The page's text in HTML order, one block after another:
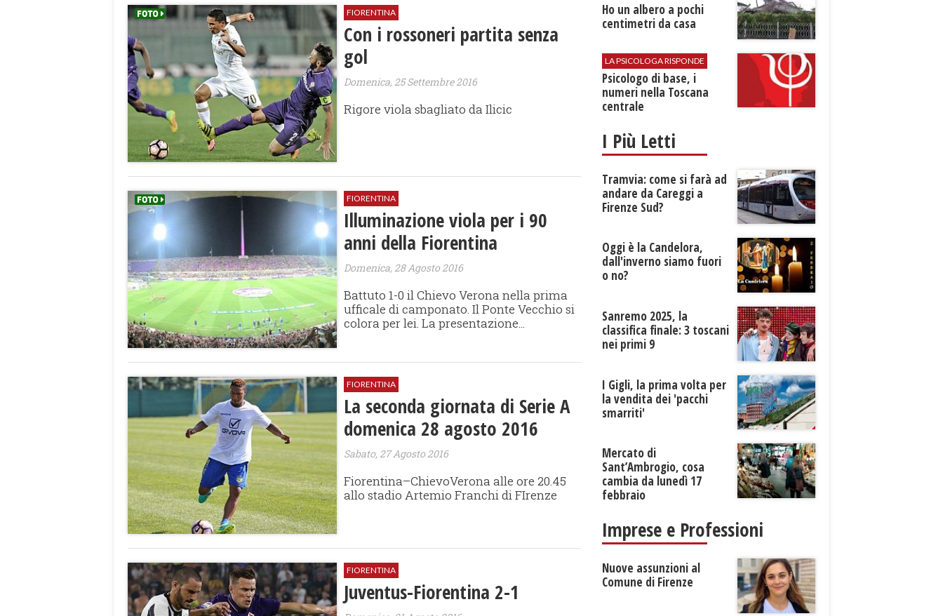
FIORENTINA
Con i rossoneri partita senza
gol
Domenica, 25 Settembre 2016
Rigore viola sbagliato da Ilicic
FIORENTINA
Illuminazione viola per i 90
anni della Fiorentina
Domenica, 28 Agosto 2016
Battuto 1-0 il Chievo Verona nella prima
ufficale di camponato. Il Ponte Vecchio si
colora per lei. La presentazione...
FIORENTINA
La seconda giornata di Serie A
domenica 28 agosto 2016
Sabato, 27 Agosto 2016
Fiorentina–ChievoVerona alle ore 20.45
allo stadio Artemio Franchi di FIrenze
FIORENTINA
Juventus-Fiorentina 2-1
Ho un albero a pochi
centimetri da casa
LA PSICOLOGA RISPONDE
Psicologo di base, i
numeri nella Toscana
centrale
I Più Letti
Tramvia: come si farà ad
andare da Careggi a
Firenze Sud?
Oggi è la Candelora,
dall'inverno siamo fuori
o no?
Sanremo 2025, la
classifica finale: 3 toscani
nei primi 9
I Gigli, la prima volta per
la vendita dei 'pacchi
smarriti'
Mercato di
Sant’Ambrogio, cosa
cambia da lunedì 17
febbraio
Imprese e Professioni
Nuove assunzioni al
Comune di Firenze